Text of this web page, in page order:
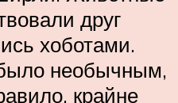
друг
хоботами.
необычным,
крайне